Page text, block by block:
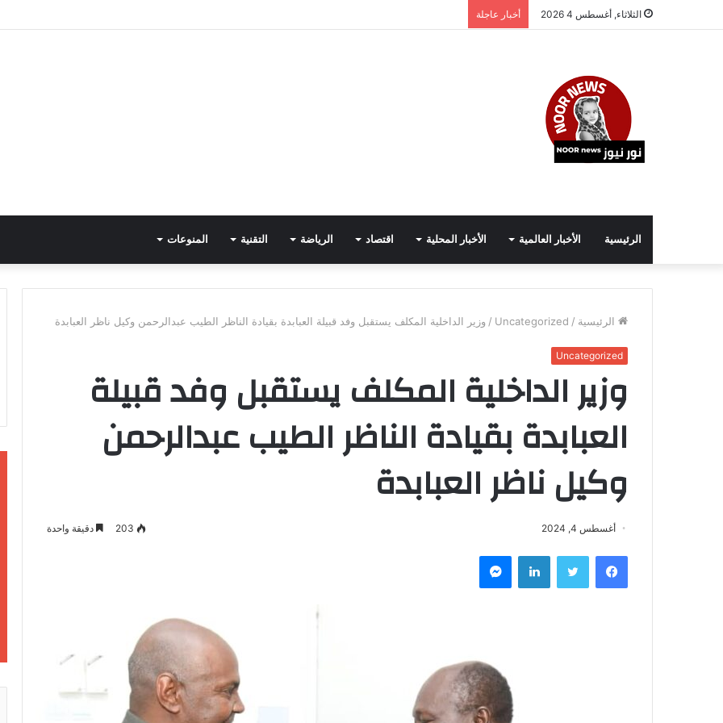
الثلاثاء, أغسطس 4 2026 أخبار عاجلة
الرئيسية الأخبار العالمية الأخبار المحلية اقتصاد الرياضة التقنية المنوعات
الرئيسية /
Uncategorized
/ وزير الداخلية المكلف يستقبل وفد قبيلة العبابدة بقيادة الناظر الطيب عبدالرحمن وكيل ناظر العبابدة
Uncategorized
وزير الداخلية المكلف يستقبل وفد قبيلة
العبابدة بقيادة الناظر الطيب عبدالرحمن
وكيل ناظر العبابدة
أغسطس 4, 2024 203 دقيقة واحدة
فيسبوك لينكدإن